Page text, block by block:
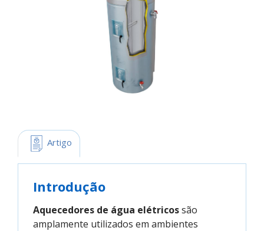
Artigo
Introdução
Aquecedores de água elétricossão
amplamente utilizados em ambientes